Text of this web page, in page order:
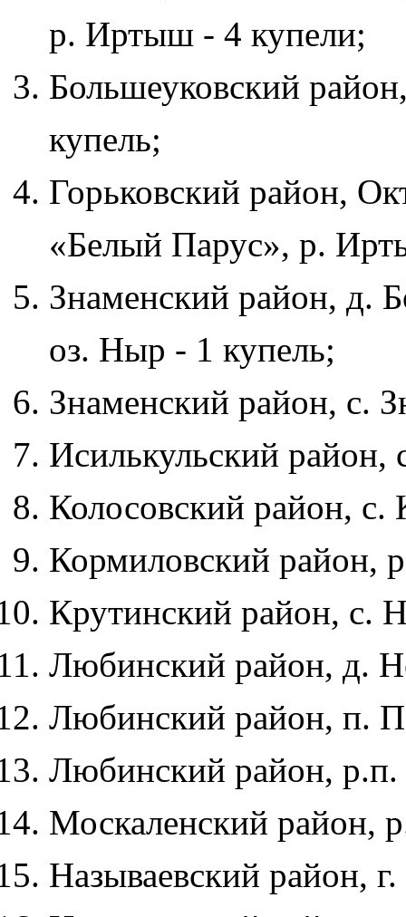
р. Иртыш - 4 купели;
Большеуковский
купель;
Горьковский район,
«Белый Парус», р.
Знаменский район, д.
оз. Ныр - 1 купель;
Знаменский район, с.
Исилькульский район,
Колосовский район,
Кормиловский район,
Крутинский район, с.
Любинский район, д.
Любинский район, п.
Любинский район,
Москаленский район,
Называевский район,